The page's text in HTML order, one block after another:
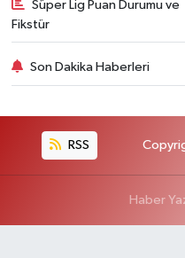
Süper Lig Puan Durumu ve
Fikstür
Son Dakika Haberleri
RSS
Haber